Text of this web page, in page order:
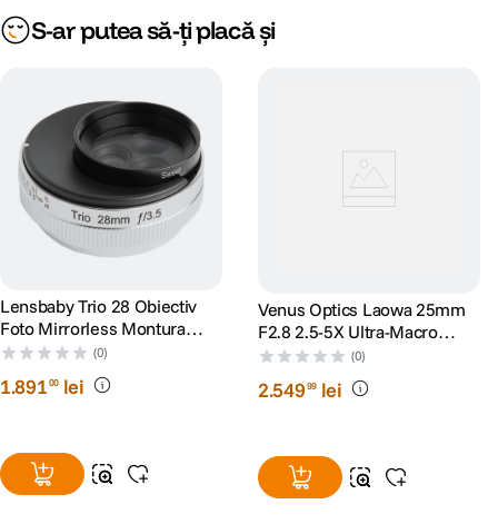
S-ar putea să-ți placă și
Lensbaby Trio 28 Obiectiv
Foto Mirrorless Montura
Sony E (compatibil FF)
(0)
1.89100 lei
Venus Optics Laowa 25mm
F2.8 2.5-5X Ultra-Macro
Obiectiv Foto Mirrorless
Canon RF
(0)
2.54999 lei